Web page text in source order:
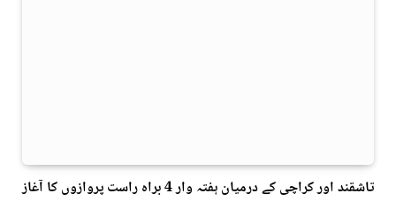
تاشقند اور کراچی کے درمیان ہفتہ وار 4 براہ راست پروازوں کا آغاز